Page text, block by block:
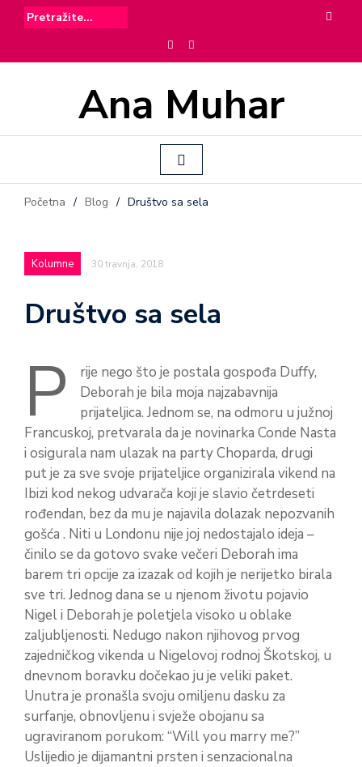
Ana Muhar
Početna / Blog / Društvo sa sela
Kolumne 30 travnja, 2018
Društvo sa sela
P
rije nego što je postala gospođa Duffy,
Deborah je bila moja najzabavnija
prijateljica. Jednom se, na odmoru u južnoj
Francuskoj, pretvarala da je novinarka Conde Nasta
i osigurala nam ulazak na party Choparda, drugi
put je za sve svoje prijateljice organizirala vikend na
Ibizi kod nekog udvarača koji je slavio četrdeseti
rođendan, bez da mu je najavila dolazak nepozvanih
gošća . Niti u Londonu nije joj nedostajalo ideja –
činilo se da gotovo svake večeri Deborah ima
barem tri opcije za izazak od kojih je nerijetko birala
sve tri. Jednog dana se u njenom životu pojavio
Nigel i Deborah je poletjela visoko u oblake
zaljubljenosti. Nedugo nakon njihovog prvog
zajedničkog vikenda u Nigelovoj rodnoj Škotskoj, u
dnevnom boravku dočekao ju je veliki paket.
Unutra je pronašla svoju omiljenu dasku za
surfanje, obnovljenu i svježe obojanu sa
ugraviranom porukom: “Will you marry me?”
Uslijedio je dijamantni prsten i senzacionalna